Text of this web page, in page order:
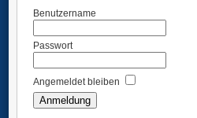
Benutzername
Passwort
Angemeldet bleiben